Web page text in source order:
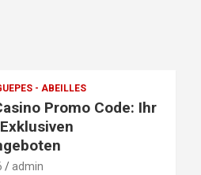
- ABEILLES
Promo Code: Ihr
admin